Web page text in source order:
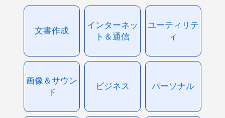
文書作成
インターネッ
ト＆通信
ユーティリテ
ィ
画像＆サウン
ド
ビジネス パーソナル